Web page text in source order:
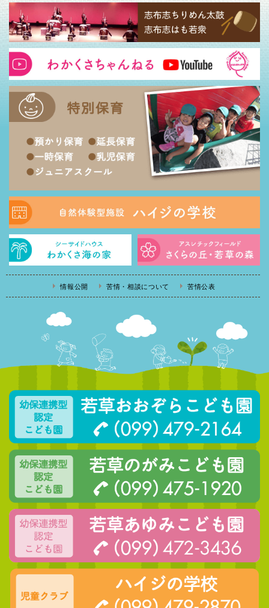
情報公開 苦情・相談について 苦情公表